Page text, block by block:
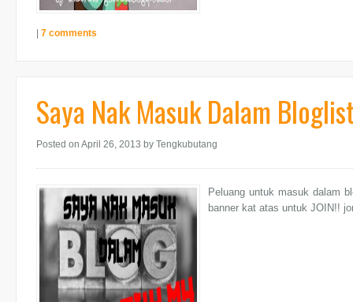
| 7 comments
Saya Nak Masuk Dalam
Posted on April 26, 2013 by Tengkubutang
Peluang untuk masuk dalam
banner kat atas untuk JOIN!!